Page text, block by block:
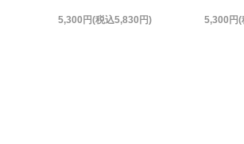
5,300円(税込5,830円) 5,300円(